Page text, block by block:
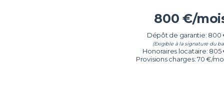
800 €/
Dépôt de garantie: 800
(Exigible à la signature du
Honoraires locataire: 805
Provisions charges: 70 €/